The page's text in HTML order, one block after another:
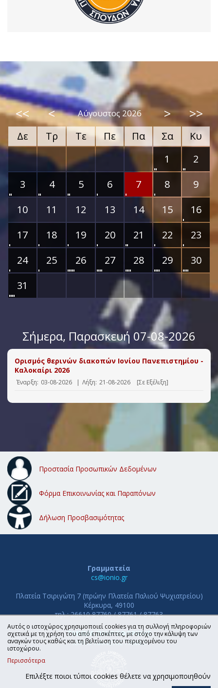
<< < Αύγουστος 2026 > >>
Δε Τρ Τε Πε Πα Σα
Κυ
1
2
3
4 5 6 7 8
9
10
11 12 13 14 15
16
17
18 19 20 21 22
23
24
25 26 27 28 29
30
31
Σήμερα, Παρασκευή 07-08-2026
Ορισμός θερινών διακοπών Ιονίου Πανεπιστημίου -
Καλοκαίρι 2026
Έναρξη: 03-08-2026 | Λήξη: 21-08-2026 [Σε Εξέλιξη]
Προστασία Προσωπικών Δεδομένων
Φόρμα Επικοινωνίας και Παραπόνων
Δήλωση Προσβασιμότητας
Γραμματεία
cs@ionio.gr
Πλατεία Τσιριγώτη 7 (πρώην Πλατεία Παλιού Ψυχιατρείου)
Κέρκυρα, 49100
τηλ.: 26610 87760 / 87761 / 87763
ΤΜΗΜΑ ΠΛΗΡΟΦΟΡΙΚΗΣ
ΙΟΝΙΟ ΠΑΝΕΠΙΣΤΗΜΙΟ
Αυτός ο ιστοχώρος χρησιμοποιεί cookies για τη συλλογή πληροφοριών
σχετικά με τη χρήση του από επισκέπτες, με στόχο την κάλυψη των
αναγκών τους καθώς και τη βελτίωση του περιεχομένου του
ιστοχώρου.
Περισσότερα
Επιλέξτε ποιοι τύποι cookies θέλετε να χρησιμοποιηθούν